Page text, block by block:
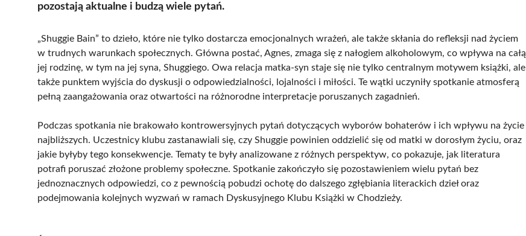
pozostają aktualne i budzą wiele pytań.
„Shuggie Bain” to dzieło, które nie tylko dostarcza emocjonalnych wrażeń, ale także skłania do refleksji nad życiem
w trudnych warunkach społecznych. Główna postać, Agnes, zmaga się z nałogiem alkoholowym, co wpływa na całą
jej rodzinę, w tym na jej syna, Shuggiego. Owa relacja matka-syn staje się nie tylko centralnym motywem książki, ale
także punktem wyjścia do dyskusji o odpowiedzialności, lojalności i miłości. Te wątki uczyniły spotkanie atmosferą
pełną zaangażowania oraz otwartości na różnorodne interpretacje poruszanych zagadnień.
Podczas spotkania nie brakowało kontrowersyjnych pytań dotyczących wyborów bohaterów i ich wpływu na życie
najbliższych. Uczestnicy klubu zastanawiali się, czy Shuggie powinien oddzielić się od matki w dorosłym życiu, oraz
jakie byłyby tego konsekwencje. Tematy te były analizowane z różnych perspektyw, co pokazuje, jak literatura
potrafi poruszać złożone problemy społeczne. Spotkanie zakończyło się pozostawieniem wielu pytań bez
jednoznacznych odpowiedzi, co z pewnością pobudzi ochotę do dalszego zgłębiania literackich dzieł oraz
podejmowania kolejnych wyzwań w ramach Dyskusyjnego Klubu Książki w Chodzieży.